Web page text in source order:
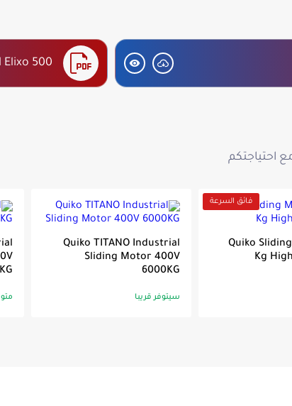
Somfy الأخرى.
يوفر إغلاقًا تلقائيًا قابلاً
(من 0 إلى 120 ثانية)
فتح جزئي للمشاة
400W
(4 channels)
500
احتياجتكم
فائق السرعة
Quiko
Kg
Quiko TITANO Industrial
Sliding Motor 400V
6000KG
سيتوفر قريبا